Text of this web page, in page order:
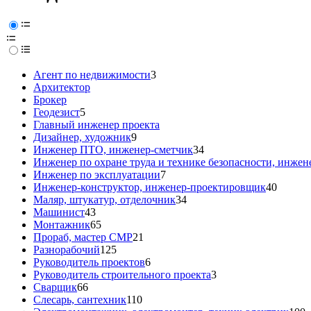
Агент по недвижимости3
Архитектор
Брокер
Геодезист5
Главный инженер проекта
Дизайнер, художник9
Инженер ПТО, инженер-сметчик34
Инженер по охране труда и технике безопасности,
Инженер по эксплуатации7
Инженер-конструктор, инженер-проектировщик40
Маляр, штукатур, отделочник34
Машинист43
Монтажник65
Прораб, мастер СМР21
Разнорабочий125
Руководитель проектов6
Руководитель строительного проекта3
Сварщик66
Слесарь, сантехник110